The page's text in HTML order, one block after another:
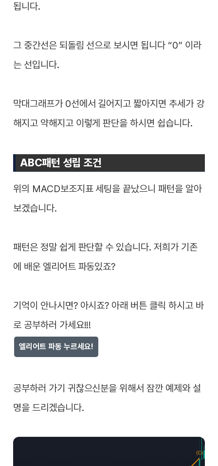
됩니다.
그 중간선은 되돌림 선으로 보시면 됩니다 “0” 이라
는 선입니다.
막대그래프가 0선에서 길어지고 짧아지면 추세가 강
해지고 약해지고 이렇게 판단을 하시면 쉽습니다.
ABC패턴 성립 조건
위의 MACD보조지표 세팅을 끝났으니 패턴을 알아
보겠습니다.
패턴은 정말 쉽게 판단할 수 있습니다. 저희가 기존
에 배운 엘리어트 파동있죠?
기억이 안나시면? 아시죠? 아래 버튼 클릭 하시고 바
로 공부하러 가세요!!!
엘리어트 파동 누르세요!
공부하러 가기 귀찮으신분을 위해서 잠깐 예제와 설
명을 드리겠습니다.